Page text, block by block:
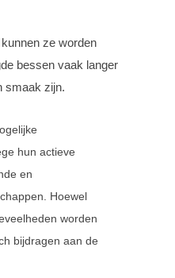
ze worden
bessen vaak langer
smaak zijn.
hun actieve
en
Hoewel
worden
bijdragen aan de